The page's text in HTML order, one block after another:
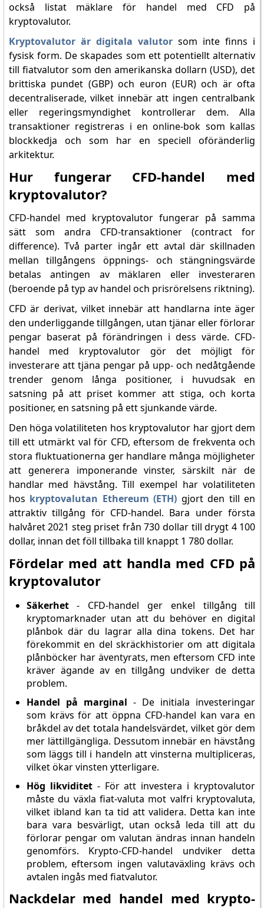
också listat mäklare för handel med CFD på
kryptovalutor.
Kryptovalutor är digitala valutorsom inte finns i
fysisk form. De skapades som ett potentiellt alternativ
till fiatvalutor som den amerikanska dollarn (USD), det
brittiska pundet (GBP) och euron (EUR) och är ofta
decentraliserade, vilket innebär att ingen centralbank
eller regeringsmyndighet kontrollerar dem. Alla
transaktioner registreras i en online-bok som kallas
blockkedja och som har en speciell oföränderlig
arkitektur.
Hur fungerar CFD-handel med
kryptovalutor?
CFD-handel med kryptovalutor fungerar på samma
sätt som andra CFD-transaktioner (contract for
difference). Två parter ingår ett avtal där skillnaden
mellan tillgångens öppnings- och stängningsvärde
betalas antingen av mäklaren eller investeraren
(beroende på typ av handel och prisrörelsens riktning).
CFD är derivat, vilket innebär att handlarna inte äger
den underliggande tillgången, utan tjänar eller förlorar
pengar baserat på förändringen i dess värde. CFD-
handel med kryptovalutor gör det möjligt för
investerare att tjäna pengar på upp- och nedåtgående
trender genom långa positioner, i huvudsak en
satsning på att priset kommer att stiga, och korta
positioner, en satsning på ett sjunkande värde.
Den höga volatiliteten hos kryptovalutor har gjort dem
till ett utmärkt val för CFD, eftersom de frekventa och
stora fluktuationerna ger handlare många möjligheter
att generera imponerande vinster, särskilt när de
handlar med hävstång. Till exempel har volatiliteten
hos kryptovalutan Ethereum (ETH) gjort den till en
attraktiv tillgång för CFD-handel. Bara under första
halvåret 2021 steg priset från 730 dollar till drygt 4 100
dollar, innan det föll tillbaka till knappt 1 780 dollar.
Fördelar med att handla med CFD på
kryptovalutor
Säkerhet- CFD-handel ger enkel tillgång till
kryptomarknader utan att du behöver en digital
plånbok där du lagrar alla dina tokens. Det har
förekommit en del skräckhistorier om att digitala
plånböcker har äventyrats, men eftersom CFD inte
kräver ägande av en tillgång undviker de detta
problem.
Handel på marginal - De initiala investeringar
som krävs för att öppna CFD-handel kan vara en
bråkdel av det totala handelsvärdet, vilket gör dem
mer lättillgängliga. Dessutom innebär en hävstång
som läggs till i handeln att vinsterna multipliceras,
vilket ökar vinsten ytterligare.
Hög likviditet- För att investera i kryptovalutor
måste du växla fiat-valuta mot valfri kryptovaluta,
vilket ibland kan ta tid att validera. Detta kan inte
bara vara besvärligt, utan också leda till att du
förlorar pengar om valutan ändras innan handeln
genomförs. Krypto-CFD-handel undviker detta
problem, eftersom ingen valutaväxling krävs och
avtalen ingås med fiatvalutor.
Nackdelar med handel med krypto-